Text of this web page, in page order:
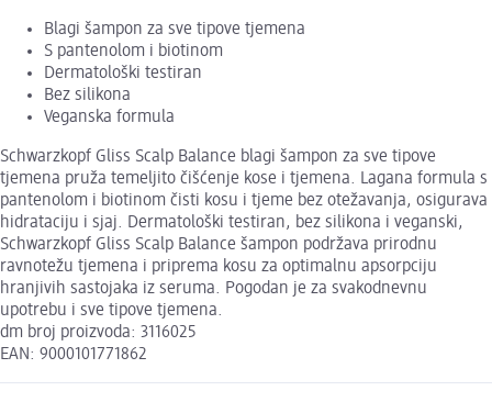
Blagi šampon za sve tipove tjemena
S pantenolom i biotinom
Dermatološki testiran
Bez silikona
Veganska formula
Schwarzkopf Gliss Scalp Balance blagi šampon za sve tipove
tjemena pruža temeljito čišćenje kose i tjemena. Lagana formula s
pantenolom i biotinom čisti kosu i tjeme bez otežavanja, osigurava
hidrataciju i sjaj. Dermatološki testiran, bez silikona i veganski,
Schwarzkopf Gliss Scalp Balance šampon podržava prirodnu
ravnotežu tjemena i priprema kosu za optimalnu apsorpciju
hranjivih sastojaka iz seruma. Pogodan je za svakodnevnu
upotrebu i sve tipove tjemena.
dm broj proizvoda: 3116025
EAN: 9000101771862